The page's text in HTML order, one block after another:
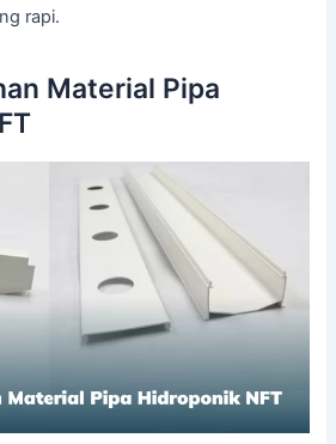
rapi.
Material Pipa